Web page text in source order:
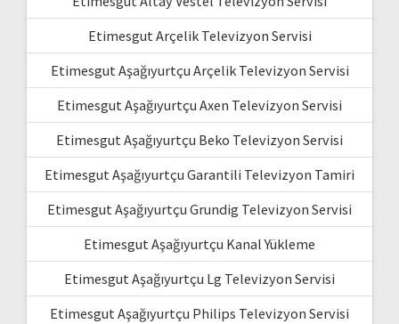
Etimesgut Arçelik Televizyon Servisi
Etimesgut Aşağıyurtçu Arçelik Televizyon Servisi
Etimesgut Aşağıyurtçu Axen Televizyon Servisi
Etimesgut Aşağıyurtçu Beko Televizyon Servisi
Etimesgut Aşağıyurtçu Garantili Televizyon Tamiri
Etimesgut Aşağıyurtçu Grundig Televizyon Servisi
Etimesgut Aşağıyurtçu Kanal Yükleme
Etimesgut Aşağıyurtçu Lg Televizyon Servisi
Etimesgut Aşağıyurtçu Philips Televizyon Servisi